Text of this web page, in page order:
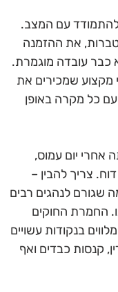
עם המצב.
את ההזמנה
כבר עובדה מוגמרת.
מקצוע שמכירים את
כל מקרה באופן
אחרי יום עמוס,
צריך להבין –
שגורם לנהגים רבים
החמרת החוקים
בנקודות עשויים
קנסות כבדים ואף